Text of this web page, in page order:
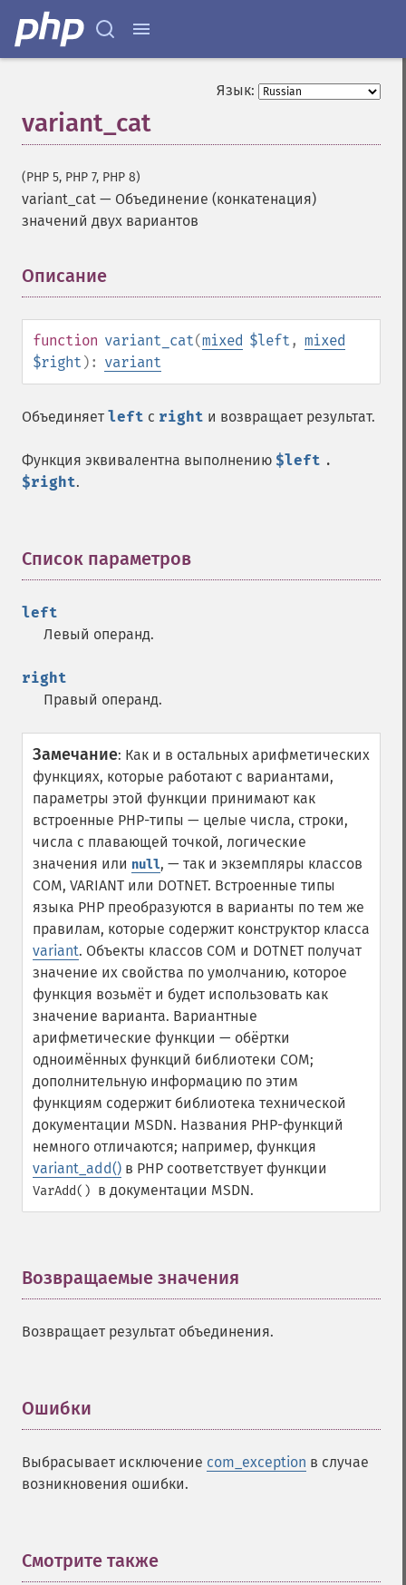
Язык:
variant_cat
(PHP 5, PHP 7, PHP 8)
variant_cat — Объединение (конкатенация)
значений двух вариантов
Описание
function variant_cat(mixed $left , mixed
$right ): variant
Объединяет left с right и возвращает результат.
Функция эквивалентна выполнению $left .
$right.
Список параметров
left
Левый операнд.
right
Правый операнд.
Замечание: Как и в остальных арифметических
функциях, которые работают с вариантами,
параметры этой функции принимают как
встроенные PHP-типы — целые числа, строки,
числа с плавающей точкой, логические
значения или null, — так и экземпляры классов
COM, VARIANT или DOTNET. Встроенные типы
языка PHP преобразуются в варианты по тем же
правилам, которые содержит конструктор класса
variant. Объекты классов COM и DOTNET получат
значение их свойства по умолчанию, которое
функция возьмёт и будет использовать как
значение варианта. Вариантные
арифметические функции — обёртки
одноимённых функций библиотеки COM;
дополнительную информацию по этим
функциям содержит библиотека технической
документации MSDN. Названия PHP-функций
немного отличаются; например, функция
variant_add() в PHP соответствует функции
VarAdd() в документации MSDN.
Возвращаемые значения
Возвращает результат объединения.
Ошибки
Выбрасывает исключение com_exception в случае
возникновения ошибки.
Смотрите также